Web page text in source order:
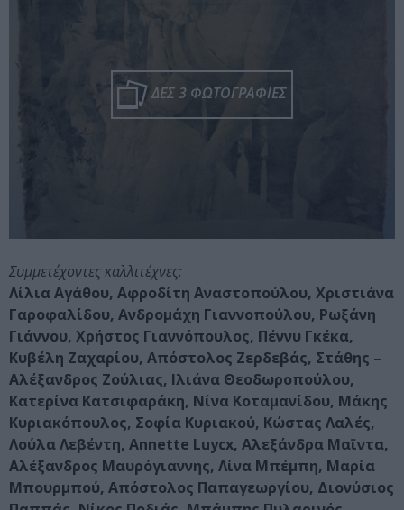
ΔΕΣ 3 ΦΩΤΟΓΡΑΦΙΕΣ
Συμμετέχοντες καλλιτέχνες:
Λίλια Αγάθου, Αφροδίτη Αναστοπούλου, Χριστιάνα
Γαροφαλίδου, Ανδρομάχη Γιαννοπούλου, Ρωξάνη
Γιάννου, Χρήστος Γιαννόπουλος, Πέννυ Γκέκα,
Κυβέλη Ζαχαρίου, Απόστολος Ζερδεβάς, Στάθης –
Αλέξανδρος Ζούλιας, Ιλιάνα Θεοδωροπούλου,
Κατερίνα Κατσιφαράκη, Νίνα Κοταμανίδου, Μάκης
Κυριακόπουλος, Σοφία Κυριακού, Κώστας Λαλές,
Λούλα Λεβέντη, Annette Luycx, Αλεξάνδρα Μαϊντα,
Αλέξανδρος Μαυρόγιαννης, Λίνα Μπέμπη, Μαρία
Μπουρμπού, Απόστολος Παπαγεωργίου, Διονύσιος